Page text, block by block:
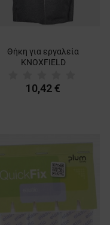
Θήκη για εργαλεία
KNOXFIELD
10,42 €